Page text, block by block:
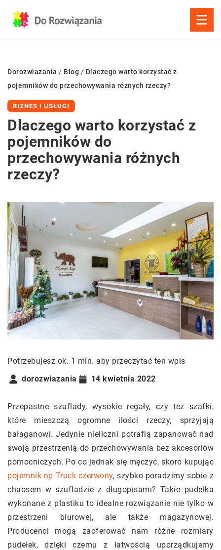
Dorozwiazania / Blog / Dlaczego warto korzystać z
pojemników do przechowywania różnych rzeczy?
BIZNES I USŁUGI
Dlaczego warto korzystać z
pojemników do
przechowywania różnych
rzeczy?
Potrzebujesz ok. 1 min. aby przeczytać ten wpis
dorozwiazania
14 kwietnia 2022
Przepastne szuflady, wysokie regały, czy też szafki,
które mieszczą ogromne ilości rzeczy, sprzyjają
bałaganowi. Jedynie nieliczni potrafią zapanować nad
swoją przestrzenią do przechowywania bez akcesoriów
pomocniczych. Po co jednak się męczyć, skoro kupując
pojemnik np Truck czerwony, szybko poradzimy sobie z
chaosem w szufladzie z długopisami? Takie pudełka
wykonane z plastiku to idealne rozwiązanie nie tylko w
przestrzeni biurowej, ale także magazynowej.
Producenci mogą zaoferować nam różne rozmiary
pudełek, dzięki czemu z łatwością uporządkujemy